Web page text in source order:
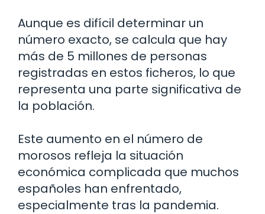
Aunque es difícil determinar un
número exacto, se calcula que hay
más de 5 millones de personas
registradas en estos ficheros, lo que
representa una parte significativa de
la población.
Este aumento en el número de
morosos refleja la situación
económica complicada que muchos
españoles han enfrentado,
especialmente tras la pandemia.